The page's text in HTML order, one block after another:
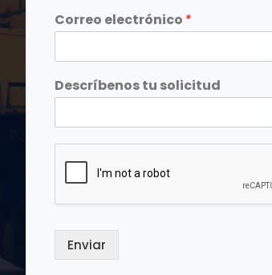
Correo electrónico *
Descríbenos tu solicitud
Enviar